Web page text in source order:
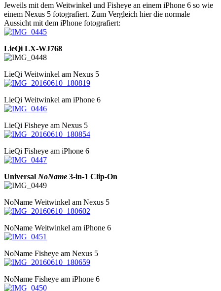
Jeweils mit dem Weitwinkel und Fisheye an einem iPhone 6 so wie
einem Nexus 5 fotografiert. Zum Vergleich hier die normale
Aussicht mit dem iPhone fotografiert:
LieQi LX-WJ768
LieQi Weitwinkel am Nexus 5
LieQi Weitwinkel am iPhone 6
LieQi Fisheye am Nexus 5
LieQi Fisheye am iPhone 6
Universal NoName 3-in-1 Clip-On
NoName Weitwinkel am Nexus 5
NoName Weitwinkel am iPhone 6
NoName Fisheye am Nexus 5
NoName Fisheye am iPhone 6